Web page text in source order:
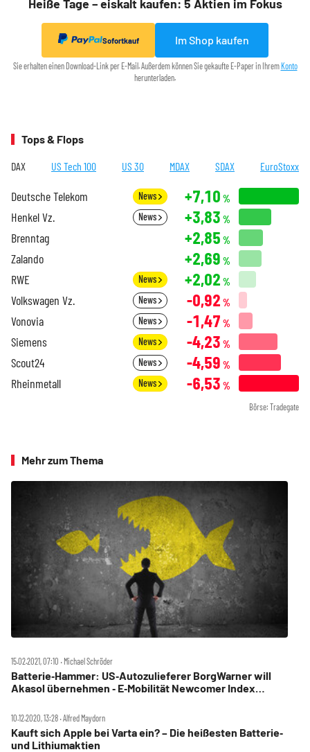
Heiße Tage – eiskalt kaufen: 5 Aktien im Fokus
Sofortkauf Im Shop kaufen
Sie erhalten einen Download-Link per E-Mail. Außerdem können Sie gekaufte E-Paper in Ihrem Konto
herunterladen.
Tops & Flops
DAX US Tech 100 US 30 MDAX SDAX EuroStoxx
Deutsche Telekom News +7,10 %
Henkel Vz. News +3,83 %
Brenntag +2,85 %
Zalando +2,69 %
RWE News +2,02 %
Volkswagen Vz. News -0,92 %
Vonovia News -1,47 %
Siemens News -4,23 %
Scout24 News -4,59 %
Rheinmetall News -6,53 %
Börse: Tradegate
Mehr zum Thema
15.02.2021, 07:10 ‧ Michael Schröder
Batterie‑Hammer: US‑Autozulieferer BorgWarner will
Akasol übernehmen ‑ E‑Mobilität Newcomer Index
10.12.2020, 13:28 ‧ Alfred Maydorn
Kauft sich Apple bei Varta ein? – Die heißesten Batterie‑
und Lithiumaktien